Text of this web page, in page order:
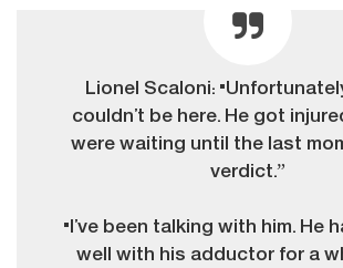
Lionel Scaloni:
couldn’t be here. He got
were waiting until the last
verdict.”
"I’ve been talking with him. He
well with his adductor for a